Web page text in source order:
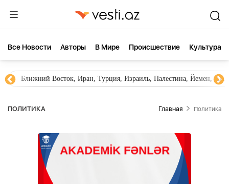
Все Новости Aвторы В Мире Происшествие Культура
Ближний Восток, Иран, Турция, Израиль, Палестина, Йемен,
ПОЛИТИКА Главная Политика